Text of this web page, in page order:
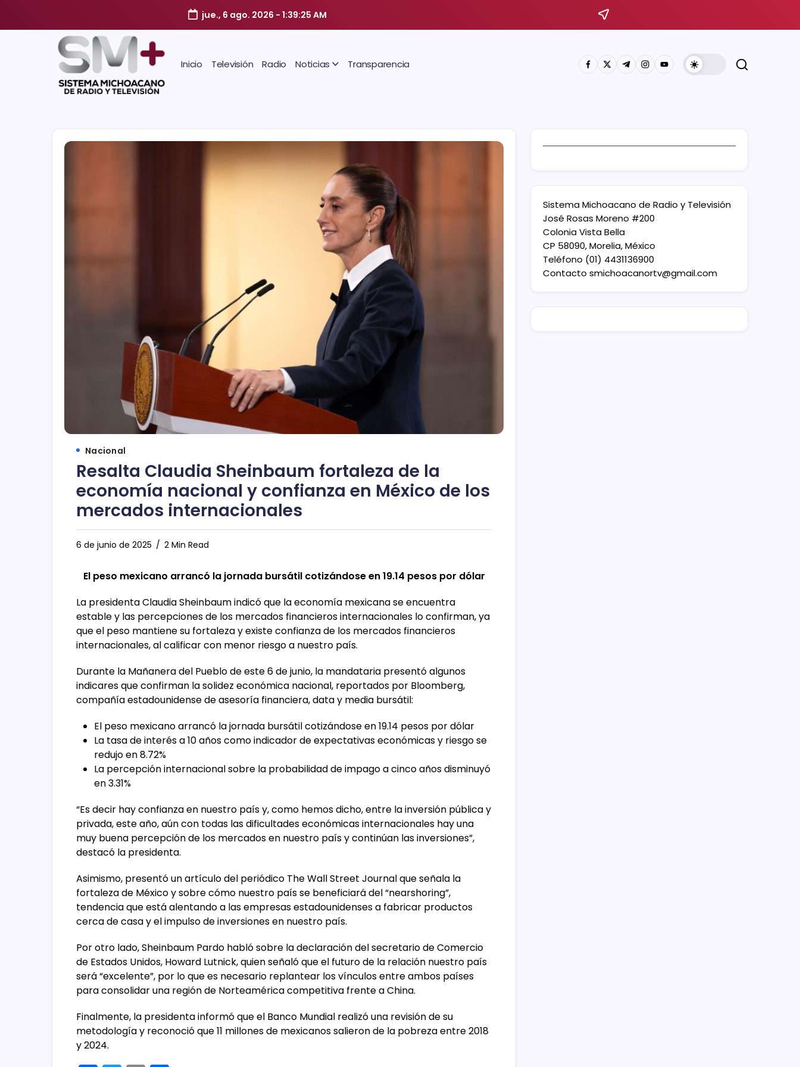
jue., 6 ago. 2026 -1:39:26 AM
Inicio Televisión Radio Noticias Transparencia
Nacional
Resalta Claudia Sheinbaum fortaleza de la
economía nacional y confianza en México de los
mercados internacionales
6 de junio de 2025 2 Min Read
El peso mexicano arrancó la jornada bursátil cotizándose en 19.14 pesos por dólar
La presidenta Claudia Sheinbaum indicó que la economía mexicana se encuentra
estable y las percepciones de los mercados financieros internacionales lo confirman, ya
que el peso mantiene su fortaleza y existe confianza de los mercados financieros
internacionales, al calificar con menor riesgo a nuestro país.
Durante la Mañanera del Pueblo de este 6 de junio, la mandataria presentó algunos
indicares que confirman la solidez económica nacional, reportados por Bloomberg,
compañía estadounidense de asesoría financiera, data y media bursátil:
El peso mexicano arrancó la jornada bursátil cotizándose en 19.14 pesos por dólar
La tasa de interés a 10 años como indicador de expectativas económicas y riesgo se
redujo en 8.72%
La percepción internacional sobre la probabilidad de impago a cinco años disminuyó
en 3.31%
“Es decir hay confianza en nuestro país y, como hemos dicho, entre la inversión pública y
privada, este año, aún con todas las dificultades económicas internacionales hay una
muy buena percepción de los mercados en nuestro país y continúan las inversiones”,
destacó la presidenta.
Asimismo, presentó un artículo del periódico The Wall Street Journal que señala la
fortaleza de México y sobre cómo nuestro país se beneficiará del “nearshoring”,
tendencia que está alentando a las empresas estadounidenses a fabricar productos
cerca de casa y el impulso de inversiones en nuestro país.
Por otro lado, Sheinbaum Pardo habló sobre la declaración del secretario de Comercio
de Estados Unidos, Howard Lutnick, quien señaló que el futuro de la relación nuestro país
será “excelente”, por lo que es necesario replantear los vínculos entre ambos países
para consolidar una región de Norteamérica competitiva frente a China.
Finalmente, la presidenta informó que el Banco Mundial realizó una revisión de su
metodología y reconoció que 11 millones de mexicanos salieron de la pobreza entre 2018
y 2024.
Sistema Michoacano de Radio y Televisión
José Rosas Moreno #200
Colonia Vista Bella
CP 58090, Morelia, México
Teléfono (01) 4431136900
Contacto smichoacanortv@gmail.com